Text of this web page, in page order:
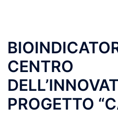
CENTRO
PROGETTO